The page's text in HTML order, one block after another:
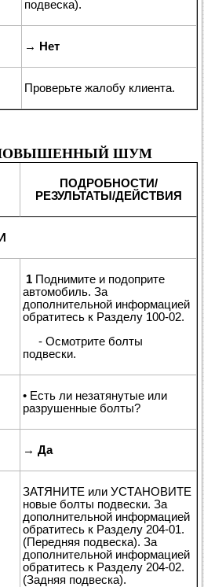
подвеска).
→ Нет
Проверьте жалобу клиента.
ПОВЫШЕННЫЙ ШУМ
ПОДРОБНОСТИ/
РЕЗУЛЬТАТЫ/ДЕЙСТВИЯ
1 Поднимите и подоприте
автомобиль. За
дополнительной информацией
обратитесь к Разделу 100-02.
- Осмотрите болты
подвески.
• Есть ли незатянутые или
разрушенные болты?
→ Да
ЗАТЯНИТЕ или УСТАНОВИТЕ
новые болты подвески. За
дополнительной информацией
обратитесь к Разделу 204-01.
(Передняя подвеска). За
дополнительной информацией
обратитесь к Разделу 204-02.
(Задняя подвеска).